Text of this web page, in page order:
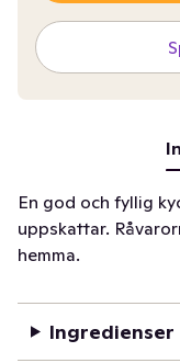
En god och fyllig
uppskattar.
hemma.
Ingredienser